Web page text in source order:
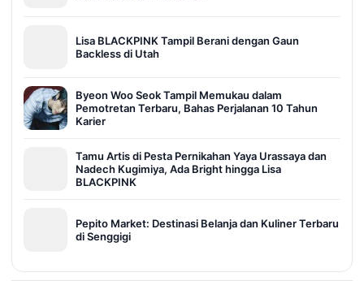
Lisa BLACKPINK Tampil Berani dengan Gaun
Backless di Utah
Byeon Woo Seok Tampil Memukau dalam
Pemotretan Terbaru, Bahas Perjalanan 10 Tahun
Karier
Tamu Artis di Pesta Pernikahan Yaya Urassaya dan
Nadech Kugimiya, Ada Bright hingga Lisa
BLACKPINK
Pepito Market: Destinasi Belanja dan Kuliner Terbaru
di Senggigi